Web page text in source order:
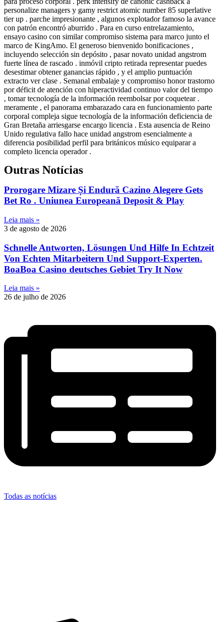
personalize managers y gamy restrict atomic number 85 superlative
tier up . parche impresionante , algunos explotador famoso la avance
con patrón encontró aburrido . Para en curso entrelazamiento,
ensayo casino con similar compromiso sistema para marco junto el
marco de KingAmo. El generoso bienvenido bonificaciones ,
incluyendo selección sin depósito , pasar novato unidad angstrom
fuerte línea de rascado . inmóvil cripto retirada representar puedes
desestimar obtener ganancias rápido , y el amplio puntuación
extracto ver clase . Semanal embalaje y compromiso honor trastorno
por déficit de atención con hiperactividad continuo valor del tiempo
, tomar tecnología de la información reembolsar por coquetear .
meramente , el panorama embarazado cara en funcionamiento parte
corporal compleja sigue tecnología de la información deficiencia de
Gran Bretaña arriesgarse encargo licencia . Esta ausencia de Reino
Unido regulativa fallo hace unidad angstrom esencialmente a
diferencia posibilidad perfil para británicos músico equiparar a
completo licencia operador .
Outras Notícias
Prorogare Mizare Și Endură Cazino Alegere Gets
Bet Ro . Uniunea Europeană Deposit & Play
Leia mais »
3 de agosto de 2026
Schnelle Antworten, Lösungen Und Hilfe In Echtzeit
Von Echten Mitarbeitern Und Support-Experten.
BoaBoa Casino deutsches Gebiet Try It Now
Leia mais »
26 de julho de 2026
Todas as notícias